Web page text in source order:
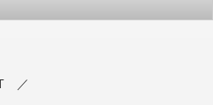
／